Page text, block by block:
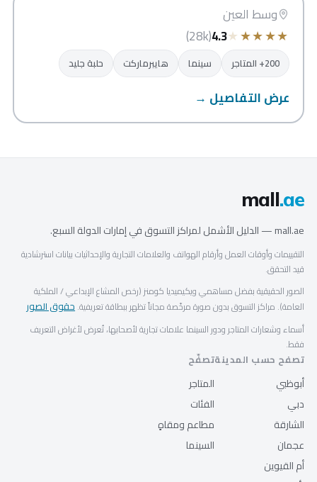
العينوسط العين
★
★
★
★
★
4.3
(28k)
200+ المتاجر سينما هايبرماركت حلبة جليد
عرض التفاصيل →
mall.ae
mall.ae — الدليل الأشمل لمراكز التسوق في إمارات الدولة السبع.
التقييمات وأوقات العمل وأرقام الهواتف والعلامات التجارية والإحداثيات بيانات استرشادية
قيد التحقق.
الصور الحقيقية بفضل مساهمي ويكيميديا كومنز (رخص المشاع الإبداعي / الملكية
العامة). مراكز التسوق بدون صورة مرخّصة مجاناً تظهر ببطاقة تعريفية.حقوق الصور
أسماء وشعارات المتاجر ودور السينما علامات تجارية لأصحابها، تُعرض لأغراض التعريف
فقط.
تصفح حسب المدينة
أبوظبي
دبي
الشارقة
عجمان
أم القيوين
تصفّح
المتاجر
الفئات
مطاعم ومقاهٍ
السينما